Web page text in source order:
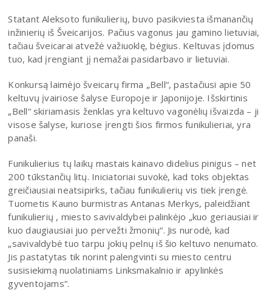
Statant Aleksoto funikulierių, buvo pasikviesta išmanančių
inžinierių iš Šveicarijos. Pačius vagonus jau gamino lietuviai,
tačiau šveicarai atvežė važiuoklę, bėgius. Keltuvas įdomus
tuo, kad įrengiant jį nemažai pasidarbavo ir lietuviai.
Konkursą laimėjo šveicarų firma „Bell“, pastačiusi apie 50
keltuvų įvairiose šalyse Europoje ir Japonijoje. Išskirtinis
„Bell“ skiriamasis ženklas yra keltuvo vagonėlių išvaizda – ji
visose šalyse, kuriose įrengti šios firmos funikulieriai, yra
panaši.
Funikulierius tų laikų mastais kainavo didelius pinigus – net
200 tūkstančių litų. Iniciatoriai suvokė, kad toks objektas
greičiausiai neatsipirks, tačiau funikulierių vis tiek įrengė.
Tuometis Kauno burmistras Antanas Merkys, paleidžiant
funikulierių , miesto savivaldybei palinkėjo „kuo geriausiai ir
kuo daugiausiai juo pervežti žmonių“. Jis nurodė, kad
„savivaldybė tuo tarpu jokių pelnų iš šio keltuvo nenumato.
Jis pastatytas tik norint palengvinti su miesto centru
susisiekimą nuolatiniams Linksmakalnio ir apylinkės
gyventojams“.